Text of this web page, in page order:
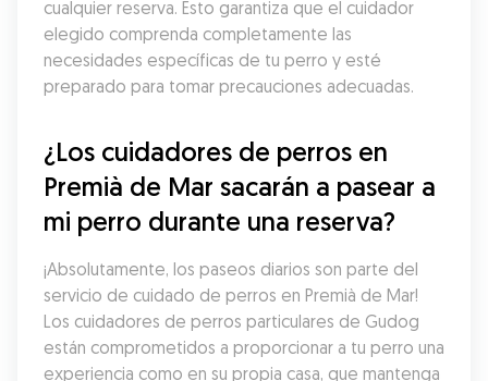
cualquier reserva. Esto garantiza que el cuidador
elegido comprenda completamente las
necesidades específicas de tu perro y esté
preparado para tomar precauciones adecuadas.
¿Los cuidadores de perros en
Premià de Mar sacarán a pasear a
mi perro durante una reserva?
¡Absolutamente, los paseos diarios son parte del
servicio de cuidado de perros en Premià de Mar!
Los cuidadores de perros particulares de Gudog
están comprometidos a proporcionar a tu perro una
experiencia como en su propia casa, que mantenga